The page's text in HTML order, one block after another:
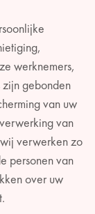
werknemers,
gebonden
van uw
van
verwerken zo
personen van
over uw